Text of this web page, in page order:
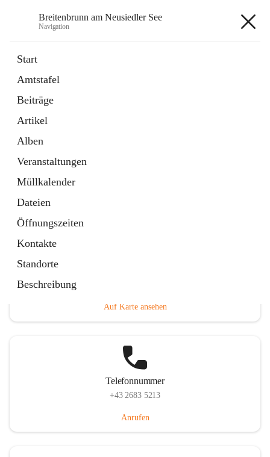
Breitenbrunn am Neusiedler See
Navigation
Start
Amtstafel
Beiträge
Artikel
Alben
Veranstaltungen
Müllkalender
Dateien
Öffnungszeiten
Kontakte
Standorte
Beschreibung
18 Schnellzugriffe
Gemeindeservice
Auf Karte ansehen
Telefonnummer
+43 2683 5213
Anrufen